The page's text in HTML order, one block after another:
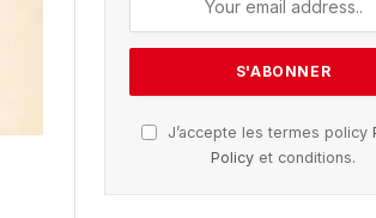
J’accepte les termes policy
Policy et conditions.